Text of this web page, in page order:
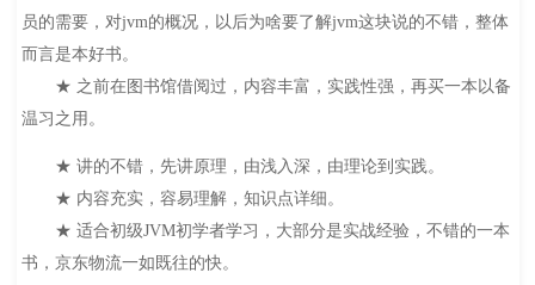
员的需要，对jvm的概况，以后为啥要了解jvm这块说的不错，整体
而言是本好书。
★ 之前在图书馆借阅过，内容丰富，实践性强，再买一本以备
温习之用。
★ 讲的不错，先讲原理，由浅入深，由理论到实践。
★ 内容充实，容易理解，知识点详细。
★ 适合初级JVM初学者学习，大部分是实战经验，不错的一本
书，京东物流一如既往的快。